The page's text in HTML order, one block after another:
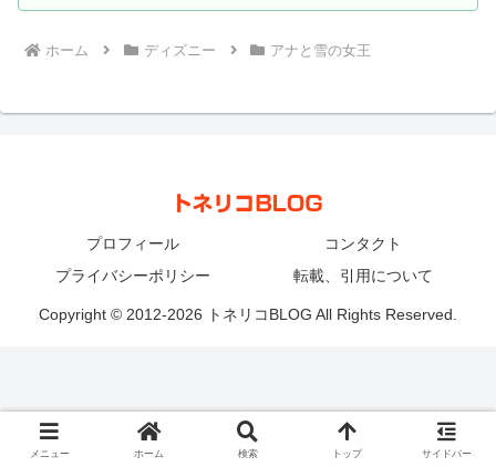
ホーム ディズニー アナと雪の女王
プロフィール
コンタクト
プライバシーポリシー
転載、引用について
Copyright © 2012-2026 トネリコBLOG All Rights Reserved.
メニュー ホーム 検索 トップ サイドバー